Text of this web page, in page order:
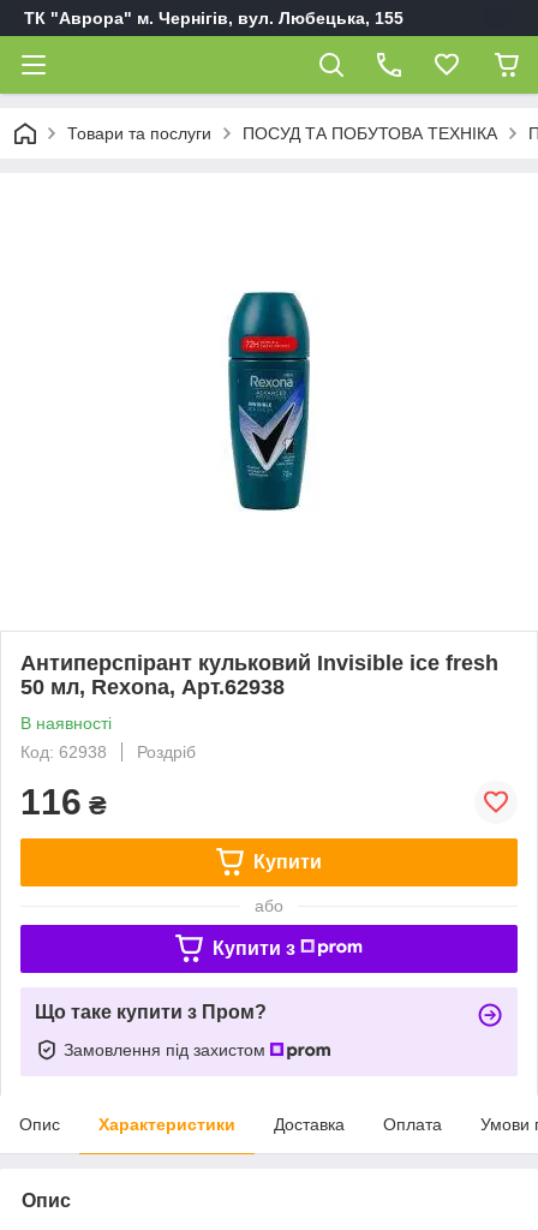
ТК "Аврора" м. Чернігів, вул. Любецька, 155
Товари та послуги ПОСУД ТА ПОБУТОВА ТЕХНІКА
Антиперспірант кульковий Invisible ice fresh
50 мл, Rexona, Арт.62938
В наявності
Код: 62938
Роздріб
116 ₴
Купити
або
Купити з
Що таке купити з Пром?
Замовлення під захистом
Опис Характеристики Доставка Оплата Умови
Опис